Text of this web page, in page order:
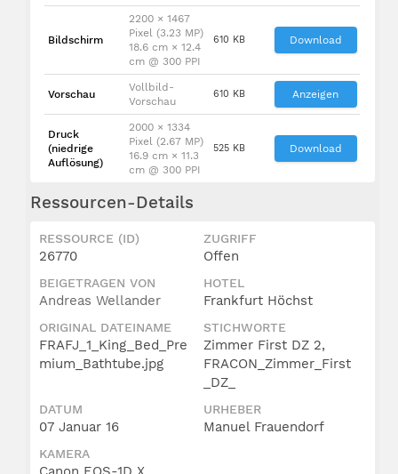
Bildschirm
2200 × 1467
Pixel (3.23 MP)
18.6 cm × 12.4
cm @ 300 PPI
610 KB Download
Vorschau
Vollbild-
Vorschau
610 KB Anzeigen
Druck
(niedrige
Auflösung)
2000 × 1334
Pixel (2.67 MP)
16.9 cm × 11.3
cm @ 300 PPI
525 KB Download
Ressourcen-Details
RESSOURCE (ID)
26770
ZUGRIFF
Offen
BEIGETRAGEN VON
Andreas Wellander
HOTEL
Frankfurt Höchst
ORIGINAL DATEINAME
FRAFJ_1_King_Bed_Pre
mium_Bathtube.jpg
STICHWORTE
Zimmer First DZ 2,
FRACON_Zimmer_First
_DZ_
DATUM
07 Januar 16
URHEBER
Manuel Frauendorf
KAMERA